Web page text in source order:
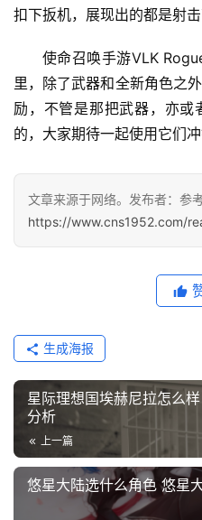
专
列
表
快
讯
扣下扳机，展现出的都是射击
使命召唤手游VLK
里，除了武器和全新角色之
励，不管是那把武器，亦
的，大家期待一起使用它们冲
文章来源于网络。发布者：参
https://www.cns1952.com/
生成海报
星际理想国埃赫尼拉怎么
分析
上一篇
悠星大陆选什么角色 悠星